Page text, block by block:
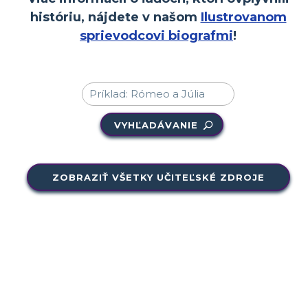
históriu, nájdete v našom Ilustrovanom
sprievodcovi biografmi!
VYHĽADÁVANIE
ZOBRAZIŤ VŠETKY UČITEĽSKÉ ZDROJE